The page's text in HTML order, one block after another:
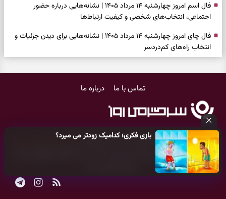
بازی فکری؛ کدامیک زودتر می میرد؟
فال اسم امروز چهارشنبه ۱۴ مرداد ۱۴۰۵ | نشانه‌هایی درباره حضور
اجتماعی، انتخاب‌های شخصی و کیفیت ارتباط‌ها
فال چای امروز چهارشنبه ۱۴ مرداد ۱۴۰۵ | نشانه‌هایی برای دیدن جزئیات و
انتخاب راه‌های کم‌دردسر
انتخاب چیزی که ارزش ماندن دارد
فرصت دارید
کوچک و حفظ مسیرهای ارزشمند
طرز تهیه لوبیا پلو مجلسی با گوشت چرخ‌کرده | دانه‌دانه، خوش‌عطر و
تماس با ما درباره ما
کلیه حقوق مادی و معنوی این سایت متعلق بهپایگاه خبری سرگرمی روز
می‌باشد و هر گونه کپی‌برداری توسط دیگر سایت‌ها